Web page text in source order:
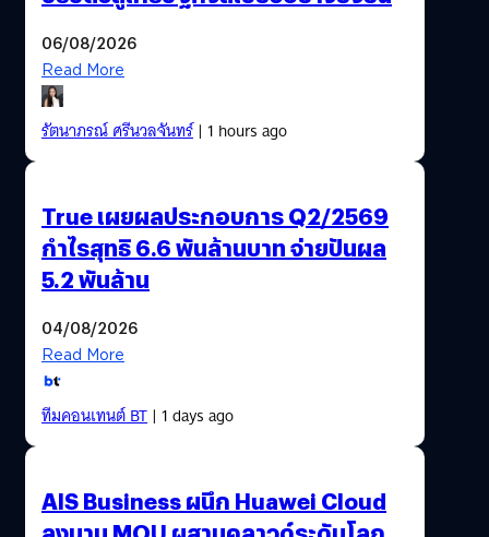
06/08/2026
Read More
รัตนาภรณ์ ศรีนวลจันทร์| 1 hours ago
True เผยผลประกอบการ Q2/2569
กำไรสุทธิ 6.6 พันล้านบาท จ่ายปันผล
5.2 พันล้าน
04/08/2026
Read More
ทีมคอนเทนต์ BT| 1 days ago
AIS Business ผนึก Huawei Cloud